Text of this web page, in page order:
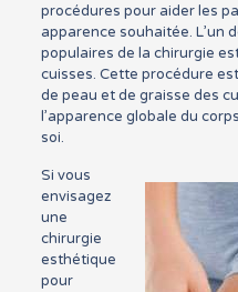
procédures pour aider les
apparence souhaitée. L’un
populaires de la chirurgie
cuisses. Cette procédure
de peau et de graisse des
l’apparence globale du
soi.
Si vous
envisagez
une
chirurgie
esthétique
pour